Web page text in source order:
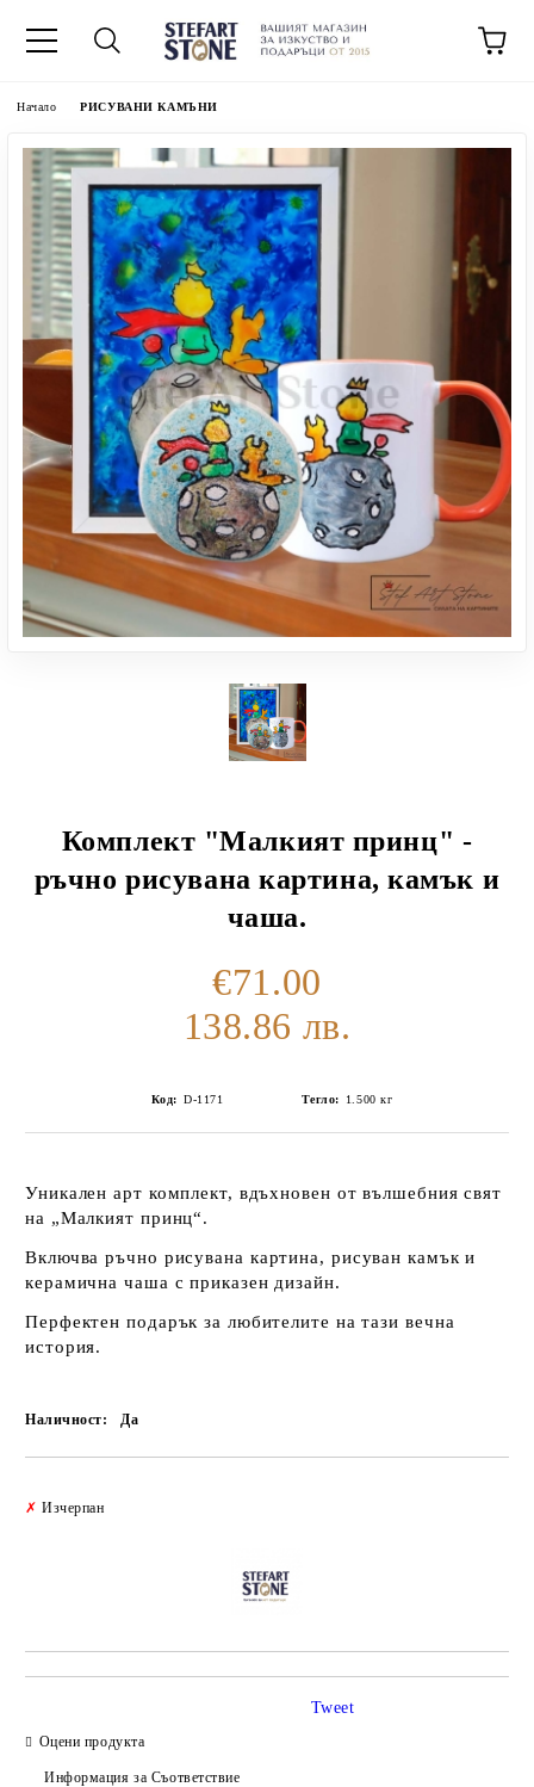
Начало РИСУВАНИ КАМЪНИ
Комплект "Малкият принц" -
ръчно рисувана картина, камък и
чаша.
€71.00
138.86 лв.
Код: D-1171 Тегло: 1.500 кг
Уникален арт комплект, вдъхновен от вълшебния свят
на „Малкият принц“.
Включваръчно рисувана картина, рисуван камък и
керамична чаша с приказен дизайн.
Перфектен подарък за любителите на тази вечна
история.
Наличност: Да
✗ Изчерпан
Tweet
Оцени продукта
Информация за Съответствие